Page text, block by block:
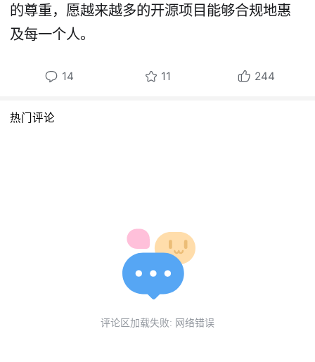
的尊重，愿越来越多的开源项目能够合规地惠
及每一个人。
14 11 244
热门评论
评论区加载失败: 网络错误